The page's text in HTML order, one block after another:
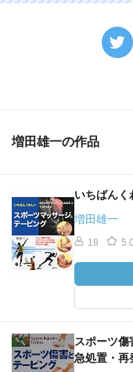
増田雄一の作品
いちばんく
増田雄一
18
スポーツ
急処置・再